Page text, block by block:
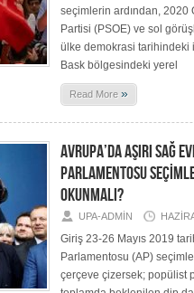
seçimlerin ardından, 2020
Partisi (PSOE) ve sol
ülke demokrasi tarihindeki
Bask bölgesindeki yerel
Read More »
AVRUPA’DA AŞIRI SAĞ
PARLAMENTOSU
OKUNMALI?
UPA-ADMIN
Giriş 23-26 Mayıs 2019
Parlamentosu (AP)
çerçeve çizersek; popülist